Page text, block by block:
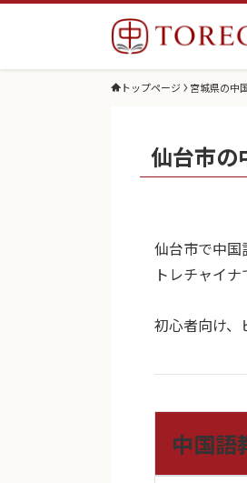
トップページ 宮城県の中
仙台市の
仙台市で中国
トレチャイナ
初心者向け、
中国語